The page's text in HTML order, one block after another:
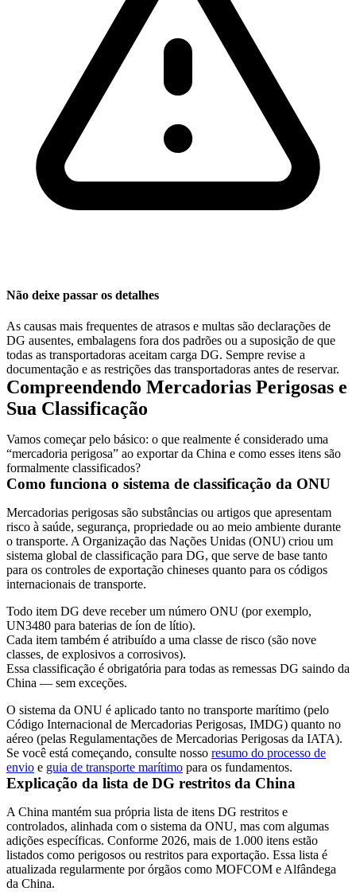
Não deixe passar os detalhes
As causas mais frequentes de atrasos e multas são declarações de
DG ausentes, embalagens fora dos padrões ou a suposição de que
todas as transportadoras aceitam carga DG. Sempre revise a
documentação e as restrições das transportadoras antes de reservar.
Compreendendo Mercadorias Perigosas e
Sua Classificação
Vamos começar pelo básico: o que realmente é considerado uma
“mercadoria perigosa” ao exportar da China e como esses itens são
formalmente classificados?
Como funciona o sistema de classificação da ONU
Mercadorias perigosas são substâncias ou artigos que apresentam
risco à saúde, segurança, propriedade ou ao meio ambiente durante
o transporte. A Organização das Nações Unidas (ONU) criou um
sistema global de classificação para DG, que serve de base tanto
para os controles de exportação chineses quanto para os códigos
internacionais de transporte.
Todo item DG deve receber um número ONU (por exemplo,
UN3480 para baterias de íon de lítio).
Cada item também é atribuído a uma classe de risco (são nove
classes, de explosivos a corrosivos).
Essa classificação é obrigatória para todas as remessas DG saindo da
China — sem exceções.
O sistema da ONU é aplicado tanto no transporte marítimo (pelo
Código Internacional de Mercadorias Perigosas, IMDG) quanto no
aéreo (pelas Regulamentações de Mercadorias Perigosas da IATA).
Se você está começando, consulte nosso resumo do processo de
envio e guia de transporte marítimo para os fundamentos.
Explicação da lista de DG restritos da China
A China mantém sua própria lista de itens DG restritos e
controlados, alinhada com o sistema da ONU, mas com algumas
adições específicas. Conforme 2026, mais de 1.000 itens estão
listados como perigosos ou restritos para exportação. Essa lista é
atualizada regularmente por órgãos como MOFCOM e Alfândega
da China.